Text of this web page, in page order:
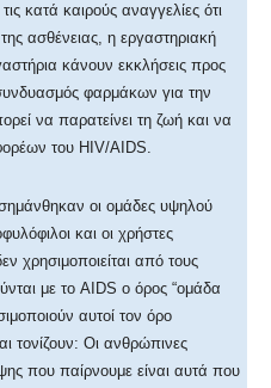
κατά καιρούς αναγγελίες ότι
ασθένειας, η εργαστηριακή
κάνουν εκκλήσεις προς
φαρμάκων για την
να παρατείνει τη ζωή και να
του HIV/AIDS.
οι ομάδες υψηλού
και οι χρήστες
χρησιμοποιείται από τους
με το AIDS ο όρος “ομάδα
αυτοί τον όρο
τονίζουν: Οι ανθρώπινες
που παίρνουμε είναι αυτά που